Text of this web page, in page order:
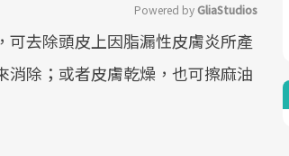
Mute
Powered by GliaStudios
去除頭皮上因脂漏性皮膚炎所產
除；或者皮膚乾燥，也可擦麻油